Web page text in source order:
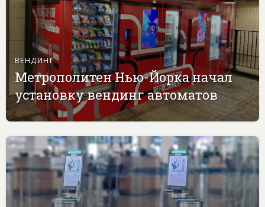
ВЕНДИНГ
Метрополитен Нью-Йорка начал
установку вендинг автоматов